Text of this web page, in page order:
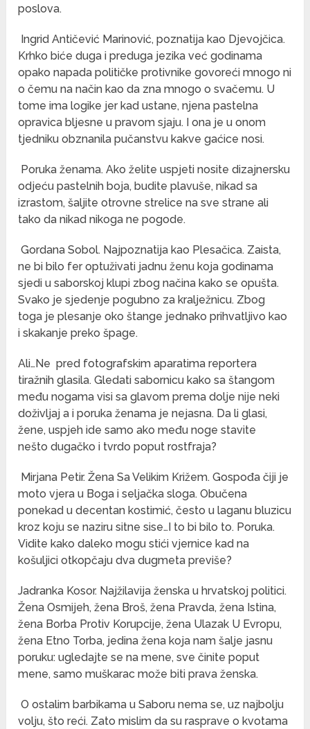
poslova.
Ingrid Antičević Marinović, poznatija kao Djevojčica.
Krhko biće duga i preduga jezika već godinama
opako napada političke protivnike govoreći mnogo ni
o čemu na način kao da zna mnogo o svačemu. U
tome ima logike jer kad ustane, njena pastelna
opravica bljesne u pravom sjaju. I ona je u onom
tjedniku obznanila pučanstvu kakve gaćice nosi.
Poruka ženama. Ako želite uspjeti nosite dizajnersku
odjeću pastelnih boja, budite plavuše, nikad sa
izrastom, šaljite otrovne strelice na sve strane ali
tako da nikad nikoga ne pogode.
Gordana Sobol. Najpoznatija kao Plesačica. Zaista,
ne bi bilo fer optuživati jadnu ženu koja godinama
sjedi u saborskoj klupi zbog načina kako se opušta.
Svako je sjedenje pogubno za kralježnicu. Zbog
toga je plesanje oko štange jednako prihvatljivo kao
i skakanje preko špage.
Ali…Ne pred fotografskim aparatima reportera
tiražnih glasila. Gledati sabornicu kako sa štangom
među nogama visi sa glavom prema dolje nije neki
doživljaj a i poruka ženama je nejasna. Da li glasi,
žene, uspjeh ide samo ako među noge stavite
nešto dugačko i tvrdo poput rostfraja?
Mirjana Petir. Žena Sa Velikim Križem. Gospođa čiji je
moto vjera u Boga i seljačka sloga. Obučena
ponekad u decentan kostimić, često u laganu bluzicu
kroz koju se naziru sitne sise…I to bi bilo to. Poruka.
Vidite kako daleko mogu stići vjernice kad na
košuljici otkopčaju dva dugmeta previše?
Jadranka Kosor. Najžilavija ženska u hrvatskoj politici.
Žena Osmijeh, žena Broš, žena Pravda, žena Istina,
žena Borba Protiv Korupcije, žena Ulazak U Evropu,
žena Etno Torba, jedina žena koja nam šalje jasnu
poruku: ugledajte se na mene, sve činite poput
mene, samo muškarac može biti prava ženska.
O ostalim barbikama u Saboru nema se, uz najbolju
volju, što reći. Zato mislim da su rasprave o kvotama